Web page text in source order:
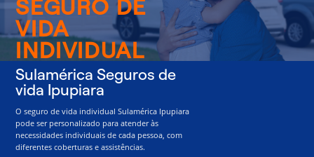
SEGURO DE
VIDA
INDIVIDUAL
Sulamérica Seguros de
vida Ipupiara
O seguro de vida individual Sulamérica Ipupiara
pode ser personalizado para atender às
necessidades individuais de cada pessoa, com
diferentes coberturas e assistências.